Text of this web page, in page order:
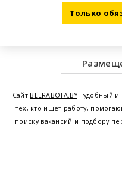
Сайт BELRABOTA.BY- удобный и
тех, кто ищет работу,
поиску вакансий и подбору
Только